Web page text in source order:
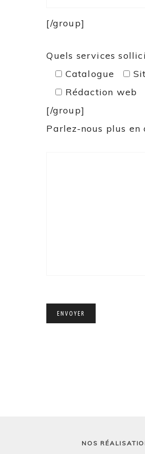
[/group]
Quels services
Catalogue
Rédaction web
[/group]
Parlez-nous plus
NOS